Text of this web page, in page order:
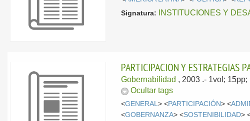
Signatura: INSTITUCIONES Y
PARTICIPACION Y ESTRATEGIAS
Gobernabilidad , 2003 .- 1vol;
Ocultar tags
<GENERAL> <PARTICIPACIÓN> <
<GOBERNANZA> <SOSTENIBILIDAD>